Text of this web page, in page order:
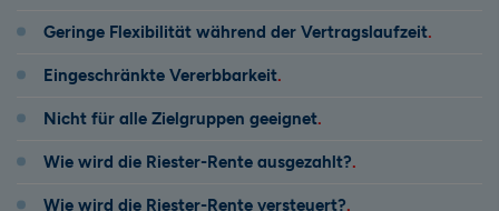
Geringe Flexibilität während der Vertragslaufzeit
Eingeschränkte Vererbbarkeit
Nicht für alle Zielgruppen geeignet
Wie wird die Riester-Rente ausgezahlt?
Wie wird die Riester-Rente versteuert?